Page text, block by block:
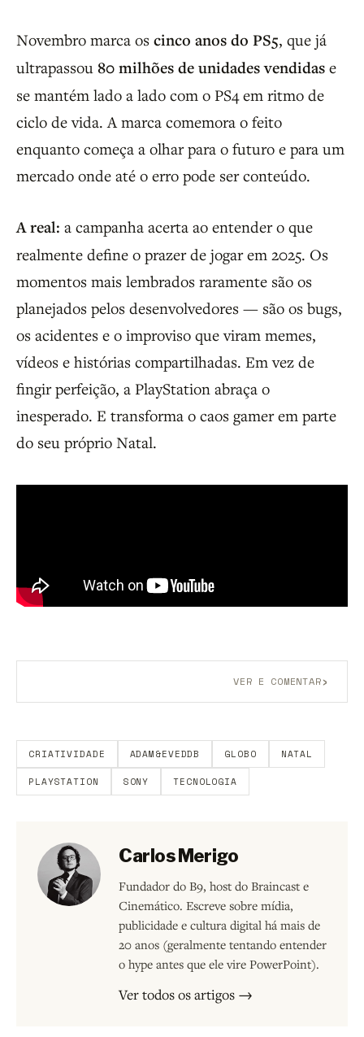
Novembro marca os cinco anos do PS5, que já
ultrapassou 80 milhões de unidades vendidas e
se mantém lado a lado com o PS4 em ritmo de
ciclo de vida. A marca comemora o feito
enquanto começa a olhar para o futuro e para um
mercado onde até o erro pode ser conteúdo.
A real: a campanha acerta ao entender o que
realmente define o prazer de jogar em 2025. Os
momentos mais lembrados raramente são os
planejados pelos desenvolvedores — são os bugs,
os acidentes e o improviso que viram memes,
vídeos e histórias compartilhadas. Em vez de
fingir perfeição, a PlayStation abraça o
inesperado. E transforma o caos gamer em parte
do seu próprio Natal.
VER E COMENTAR›
CRIATIVIDADE ADAM&EVEDDB GLOBO NATAL
PLAYSTATION SONY TECNOLOGIA
Carlos Merigo
Fundador do B9, host do Braincast e
Cinemático. Escreve sobre mídia,
publicidade e cultura digital há mais de
20 anos (geralmente tentando entender
o hype antes que ele vire PowerPoint).
Ver todos os artigos →